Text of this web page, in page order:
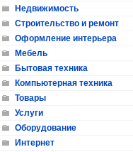
Недвижимость
Строительство и ремонт
Оформление интерьера
Мебель
Бытовая техника
Компьютерная техника
Товары
Услуги
Оборудование
Интернет